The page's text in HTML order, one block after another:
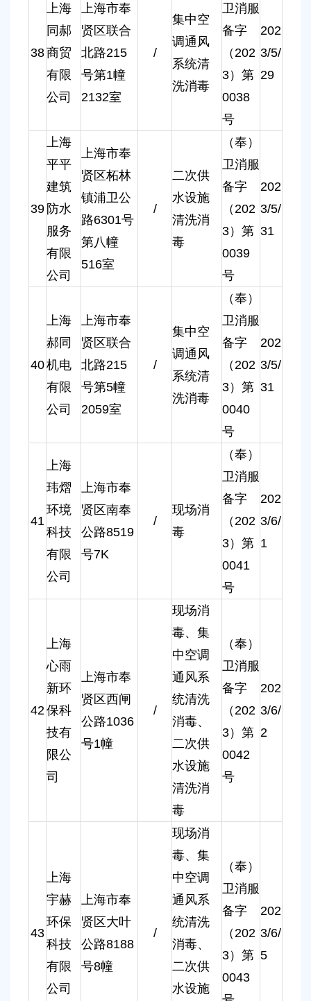
38
上海
同郝
商贸
有限
公司
上海市奉
贤区联合
北路215
号第1幢
2132室
/
集中空
调通风
系统清
洗消毒
卫消服
备字
（202
3）第
0038
号
202
3/5/
29
39
上海
平平
建筑
防水
服务
有限
公司
上海市奉
贤区柘林
镇浦卫公
路6301号
第八幢
516室
/
二次供
水设施
清洗消
毒
（奉）
卫消服
备字
（202
3）第
0039
号
202
3/5/
31
40
上海
郝同
机电
有限
公司
上海市奉
贤区联合
北路215
号第5幢
2059室
/
集中空
调通风
系统清
洗消毒
（奉）
卫消服
备字
（202
3）第
0040
号
202
3/5/
31
41
上海
玮熠
环境
科技
有限
公司
上海市奉
贤区南奉
公路8519
号7K
/
现场消
毒
（奉）
卫消服
备字
（202
3）第
0041
号
202
3/6/
1
42
上海
心雨
新环
保科
技有
限公
司
上海市奉
贤区西闸
公路1036
号1幢
/
现场消
毒、集
中空调
通风系
统清洗
消毒、
二次供
水设施
清洗消
毒
（奉）
卫消服
备字
（202
3）第
0042
号
202
3/6/
2
43
上海
宇赫
环保
科技
有限
公司
上海市奉
贤区大叶
公路8188
号8幢
/
现场消
毒、集
中空调
通风系
统清洗
消毒、
二次供
水设施
（奉）
卫消服
备字
（202
3）第
0043
202
3/6/
5